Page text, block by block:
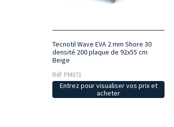
Tecnotil Wave EVA 2 mm Shore 30
densité 200 plaque de 92x55 cm
Beige
Réf: PM071
Entrez pour visualiser vos prix et
acheter